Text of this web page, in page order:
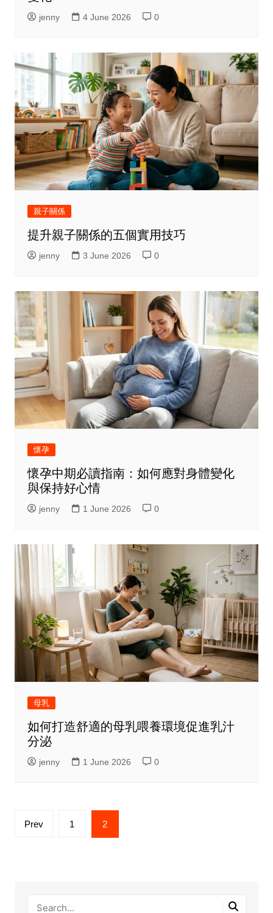
jenny 4 June 2026 0
親子關係
提升親子關係的五個實用技巧
jenny 3 June 2026 0
懷孕
懷孕中期必讀指南：如何應對身體變化
與保持好心情
jenny 1 June 2026 0
母乳
如何打造舒適的母乳喂養環境促進乳汁
分泌
jenny 1 June 2026 0
Posts
Prev 1 2